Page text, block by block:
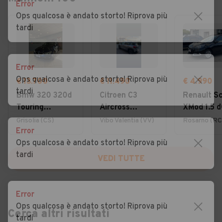
€ 13.700
Bmw 320 320d
Touring
Business
Advantage
Grisolia (CS)
€ 11.490
Citroen C3
Aircross
BlueHDi 110
Vibo Valentia (VV)
€ 4.990
Renault
XMod 1.5
110CV
Rosarno
VEDI TUTTE
Cerca altri risultati
Error
Ops qualcosa è andato storto! Riprova più
tardi
Error
Ops qualcosa è andato storto! Riprova più
tardi
Error
Ops qualcosa è andato storto! Riprova più
tardi
Error
Ops qualcosa è andato storto! Riprova più
tardi